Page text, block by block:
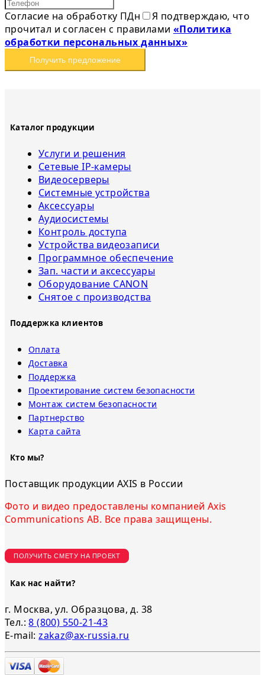
Согласие на обработку ПДн
Я подтверждаю, что
прочитал и согласен с правилами «Политика
обработки персональных данных»
Получить предложение
Каталог продукции
Услуги и решения
Сетевые IP-камеры
Видеосерверы
Системные устройства
Аксессуары
Аудиосистемы
Контроль доступа
Устройства видеозаписи
Программное обеспечение
Зап. части и аксессуары
Оборудование CANON
Снятое с прoизвoдства
Поддержка клиентов
Оплата
Доставка
Поддержка
Проектирование систем безопасности
Монтаж систем безопасности
Партнерство
Карта сайта
Кто мы?
Поставщик продукции AXIS в России
Фото и видео предоставлены компанией Axis
Communications AB. Все права защищены.
ПОЛУЧИТЬ СМЕТУ НА ПРОЕКТ
Как нас найти?
г. Москва, ул. Образцова, д. 38
Тел.:8 (800) 550-21-43
E-mail:zakaz@ax-russia.ru